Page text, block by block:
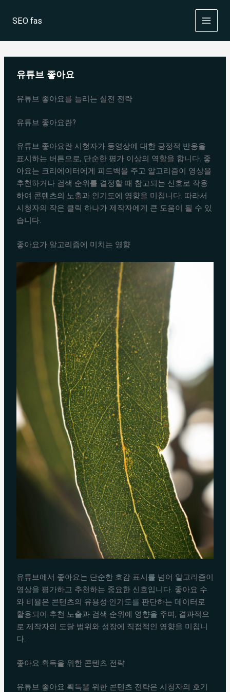
SEO fas
유튜브 좋아요
유튜브 좋아요를 늘리는 실전 전략
유튜브 좋아요란?
유튜브 좋아요란 시청자가 동영상에 대한 긍정적 반응을
표시하는 버튼으로, 단순한 평가 이상의 역할을 합니다. 좋
아요는 크리에이터에게 피드백을 주고 알고리즘이 영상을
추천하거나 검색 순위를 결정할 때 참고되는 신호로 작용
하여 콘텐츠의 노출과 인기도에 영향을 미칩니다. 따라서
시청자의 작은 클릭 하나가 제작자에게 큰 도움이 될 수 있
습니다.
좋아요가 알고리즘에 미치는 영향
유튜브에서 좋아요는 단순한 호감 표시를 넘어 알고리즘이
영상을 평가하고 추천하는 중요한 신호입니다. 좋아요 수
와 비율은 콘텐츠의 유용성·인기도를 판단하는 데이터로
활용되어 추천 노출과 검색 순위에 영향을 주며, 결과적으
로 제작자의 도달 범위와 성장에 직접적인 영향을 미칩니
다.
좋아요 획득을 위한 콘텐츠 전략
유튜브 좋아요 획득을 위한 콘텐츠 전략은 시청자의 호기